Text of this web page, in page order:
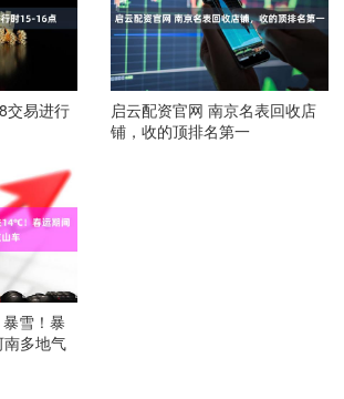
交易进行
启云配资官网 南京名表回收店
铺，收的顶排名第一
雪！暴
多地气